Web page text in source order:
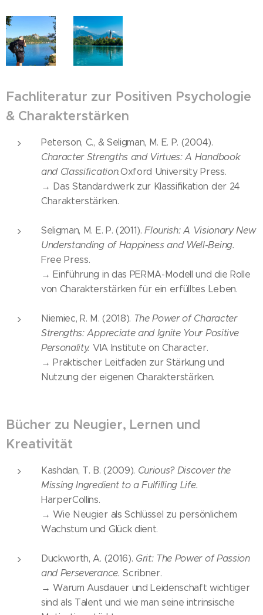
Fachliteratur zur Positiven Psychologie
& Charakterstärken
Peterson, C., & Seligman, M. E. P. (2004).
Character Strengths and Virtues: A Handbook
and Classification.Oxford University Press.
→ Das Standardwerk zur Klassifikation der 24
Charakterstärken.
Seligman, M. E. P. (2011).Flourish: A Visionary New
Understanding of Happiness and Well-Being.
Free Press.
→ Einführung in das PERMA-Modell und die Rolle
von Charakterstärken für ein erfülltes Leben.
Niemiec, R. M. (2018). The Power of Character
Strengths: Appreciate and Ignite Your Positive
Personality. VIA Institute on Character.
→ Praktischer Leitfaden zur Stärkung und
Nutzung der eigenen Charakterstärken.
Bücher zu Neugier, Lernen und
Kreativität
Kashdan, T. B. (2009). Curious? Discover the
Missing Ingredient to a Fulfilling Life.
HarperCollins.
→ Wie Neugier als Schlüssel zu persönlichem
Wachstum und Glück dient.
Duckworth, A. (2016). Grit: The Power of Passion
and Perseverance. Scribner.
→ Warum Ausdauer und Leidenschaft wichtiger
sind als Talent und wie man seine intrinsische